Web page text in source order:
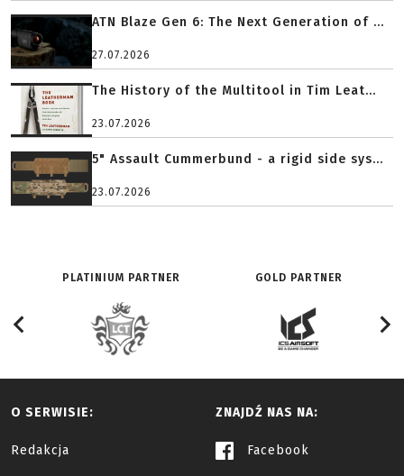
ATN Blaze Gen 6: The Next Generation of ...
27.07.2026
The History of the Multitool in Tim Leat...
23.07.2026
5" Assault Cummerbund - a rigid side sys...
23.07.2026
PLATINIUM PARTNER GOLD PARTNER
O SERWISIE:
Redakcja
ZNAJDŹ NAS NA:
Facebook